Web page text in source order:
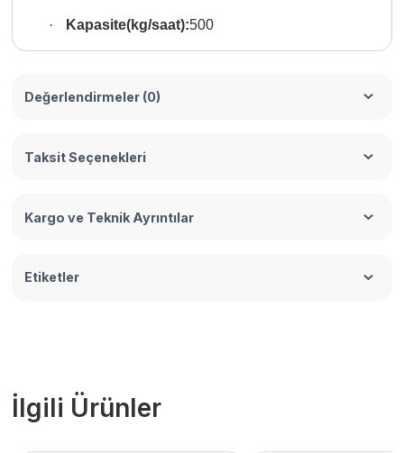
· Kapasite(kg/saat):500
Değerlendirmeler (0)
Taksit Seçenekleri
Kargo ve Teknik Ayrıntılar
Etiketler
İlgili Ürünler